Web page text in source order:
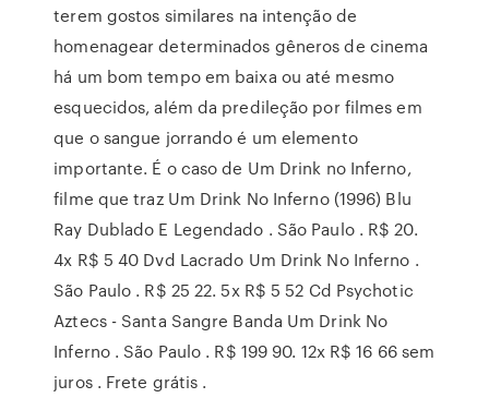
terem gostos similares na intenção de
homenagear determinados gêneros de cinema
há um bom tempo em baixa ou até mesmo
esquecidos, além da predileção por filmes em
que o sangue jorrando é um elemento
importante. É o caso de Um Drink no Inferno,
filme que traz Um Drink No Inferno (1996) Blu
Ray Dublado E Legendado . São Paulo . R$ 20.
4x R$ 5 40 Dvd Lacrado Um Drink No Inferno .
São Paulo . R$ 25 22. 5x R$ 5 52 Cd Psychotic
Aztecs - Santa Sangre Banda Um Drink No
Inferno . São Paulo . R$ 199 90. 12x R$ 16 66 sem
juros . Frete grátis .